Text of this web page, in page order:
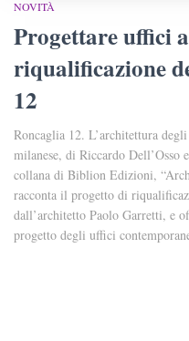
NOVITÀ
Progettare uffici
riqualificazione
12
Roncaglia 12. L’architettura
milanese, di Riccardo Dell’Osso
collana di Biblion Edizioni,
racconta il progetto di
dall’architetto Paolo Garretti, e
progetto degli uffici